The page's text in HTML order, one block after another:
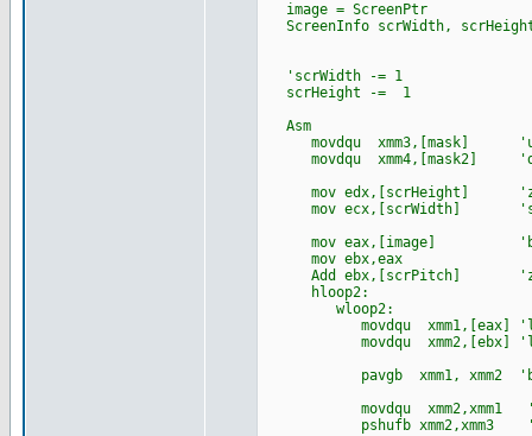
image = ScreenPtr
ScreenInfo scrWidth,
'scrWidth -= 1
scrHeight -= 1
Asm
movdqu xmm3,[mask]
movdqu xmm4,[mask2] 'da
mov edx,[scrHeight]
mov ecx,[scrWidth]
mov eax,[image]
mov ebx,eax
Add ebx,[scrPitch]
hloop2:
wloop2:
movdqu xmm1,[eax]
movdqu xmm2,[ebx]
pavgb xmm1, xmm2
movdqu xmm2,xmm1
pshufb xmm2,xmm3 'und